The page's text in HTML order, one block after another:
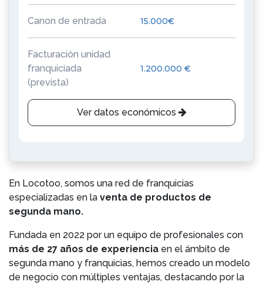
Canon de entrada 15.000€
Facturación unidad
franquiciada
(prevista)
1.200.000 €
Ver datos económicos
En Locotoo, somos una red de franquicias
especializadas en la venta de productos de
segunda mano.
Fundada en 2022 por un equipo de profesionales con
más de 27 años de experiencia en el ámbito de
segunda mano y franquicias, hemos creado un modelo
de negocio con múltiples ventajas, destacando por la